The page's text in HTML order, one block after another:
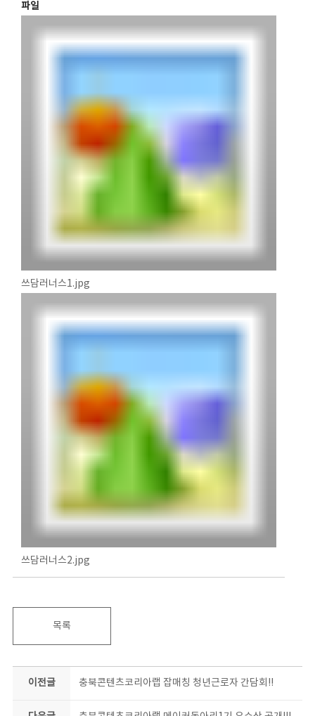
파일
쓰담러너스1.jpg
쓰담러너스2.jpg
목록
이전글 충북콘텐츠코리아랩 잡매칭 청년근로자 간담회!!